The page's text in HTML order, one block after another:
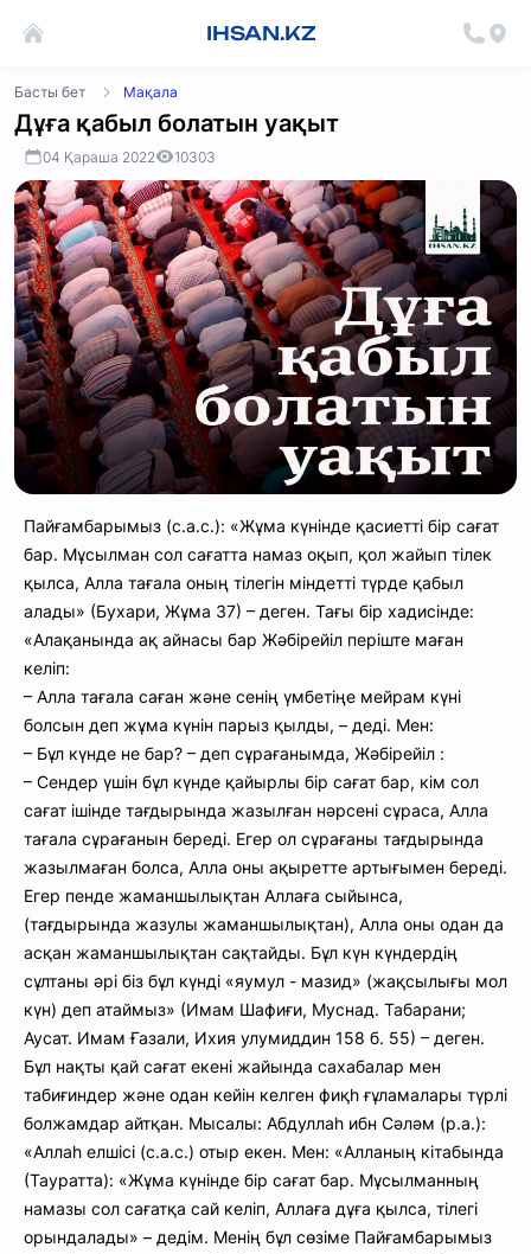
IHSAN.KZ
Басты бет Мақала
Дұға қабыл болатын уақыт
04 Қараша 2022 10303
Пайғамбарымыз (с.а.с.): «Жұма күнінде қасиетті бір сағат
бар. Мұсылман сол сағатта намаз оқып, қол жайып тілек
қылса, Алла тағала оның тілегін міндетті түрде қабыл
алады» (Бухари, Жұма 37) – деген. Тағы бір хадисінде:
«Алақанында ақ айнасы бар Жәбірейіл періште маған
келіп:
– Алла тағала саған және сенің үмбетіңе мейрам күні
болсын деп жұма күнін парыз қылды, – деді. Мен:
– Бұл күнде не бар? – деп сұрағанымда, Жәбірейіл :
– Сендер үшін бұл күнде қайырлы бір сағат бар, кім сол
сағат ішінде тағдырында жазылған нәрсені сұраса, Алла
тағала сұрағанын береді. Егер ол сұрағаны тағдырында
жазылмаған болса, Алла оны ақыретте артығымен береді.
Егер пенде жаманшылықтан Аллаға сыйынса,
(тағдырында жазулы жаманшылықтан), Алла оны одан да
асқан жаманшылықтан сақтайды. Бұл күн күндердің
сұлтаны әрі біз бұл күнді «яумул - мазид» (жақсылығы мол
күн) деп атаймыз» (Имам Шафиғи, Муснад. Табарани;
Аусат. Имам Ғазали, Ихия улумиддин 158 б. 55) – деген.
Бұл нақты қай сағат екені жайында сахабалар мен
табиғиндер және одан кейін келген фиқһ ғұламалары түрлі
болжамдар айтқан. Мысалы: Абдуллаһ ибн Сәләм (р.а.):
«Аллаһ елшісі (с.а.с.) отыр екен. Мен: «Алланың кітабында
(Тауратта): «Жұма күнінде бір сағат бар. Мұсылманның
намазы сол сағатқа сай келіп, Аллаға дұға қылса, тілегі
орындалады» – дедім. Менің бұл сөзіме Пайғамбарымыз